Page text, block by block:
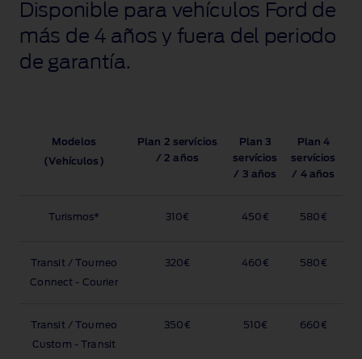
Disponible para vehículos Ford de
más de 4 años y fuera del periodo
de garantía.
Modelos
(Vehículos)
Plan 2 servícios
/ 2 años
Plan 3
servícios
/ 3 años
Plan 4
servícios
/ 4 años
Turismos* 310€ 450€ 580€
Transit / Tourneo
Connect ‑ Courier
320€ 460€ 580€
Transit / Tourneo
Custom ‑ Transit
350€ 510€ 660€